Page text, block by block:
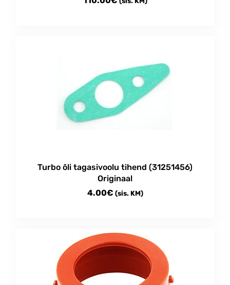
Turbo õli tagasivoolu tihend (31251456)
Originaal
4.00€ (sis. KM)